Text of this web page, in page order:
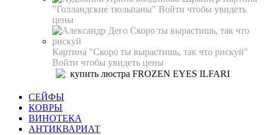
"Голландские тюльпаны" Войти чтобы увидеть
цены
Картина "Скоро ты вырастишь, так что рискуй"
Войти чтобы увидеть цены
СЕЙФЫ
КОВРЫ
ВИНОТЕКА
АНТИКВАРИАТ